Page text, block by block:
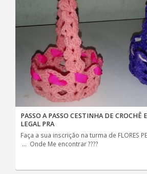
PASSO A PASSO CESTINHA DE CROCHÊ
LEGAL PRA
Faça a sua inscrição na turma de FLORES
... Onde Me encontrar ????